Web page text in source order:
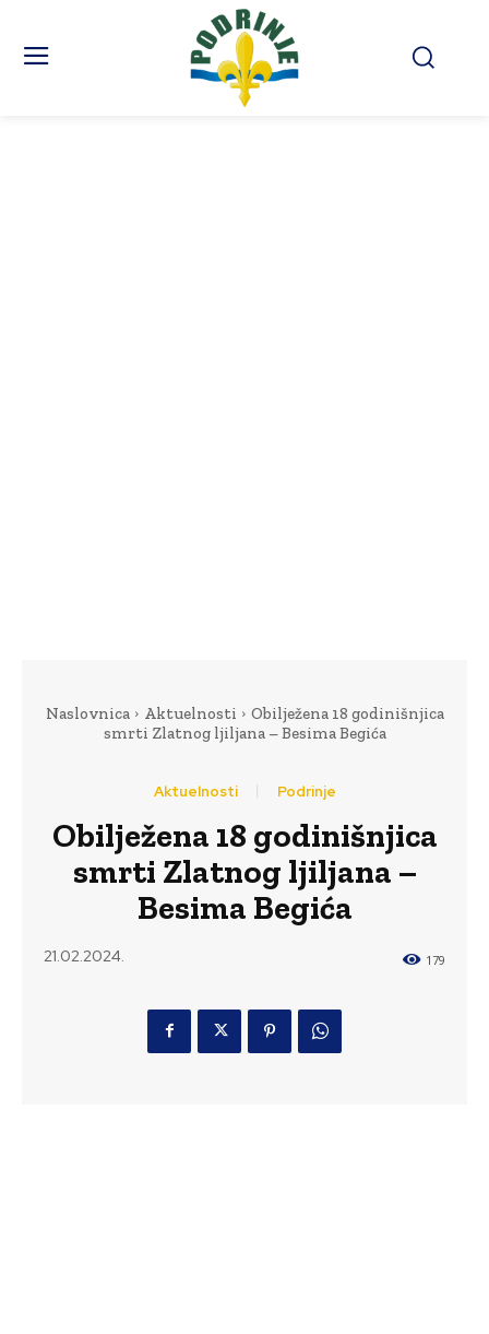
Naslovnica Aktuelnosti
Obilježena 18 godinišnjica
smrti Zlatnog ljiljana – Besima Begića
Aktuelnosti Podrinje
Obilježena 18 godinišnjica
smrti Zlatnog ljiljana –
Besima Begića
21.02.2024. 179